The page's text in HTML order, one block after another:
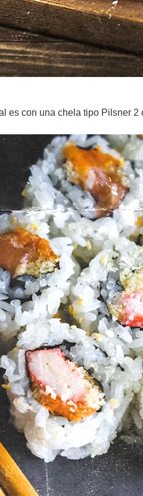
con una chela tipo Pilsner